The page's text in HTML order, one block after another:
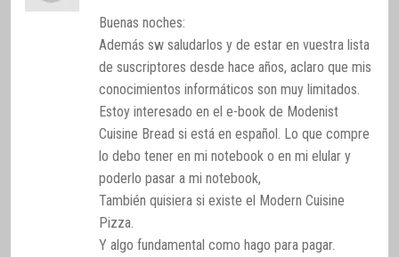
Buenas noches:
Además sw saludarlos y de estar en vuestra lista
de suscriptores desde hace años, aclaro que mis
conocimientos informáticos son muy limitados.
Estoy interesado en el e-book de Modenist
Cuisine Bread si está en español. Lo que compre
lo debo tener en mi notebook o en mi elular y
poderlo pasar a mi notebook,
También quisiera si existe el Modern Cuisine
Pizza.
Y algo fundamental como hago para pagar.